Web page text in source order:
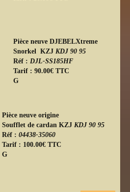
Pièce neuve DJEBELXtreme
Snorkel KZJ KDJ 90 95
Réf : DJL-SS185HF
Tarif : 90.00€ TTC
G
Pièce neuve origine
Soufflet de cardan KZJ KDJ 90 95
Réf : 04438-35060
Tarif : 100.00€ TTC
G